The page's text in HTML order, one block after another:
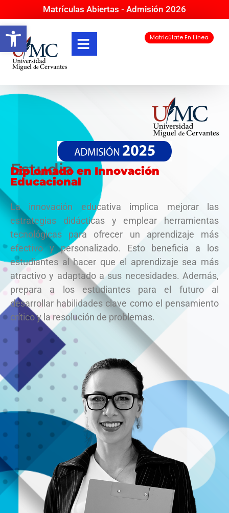
Abrir barra de herramientas
Matrículas Abiertas - Admisión 2026
Matricúlate En Línea
Estudia
Diplomado en Innovación
Educacional
La innovación educativa implica mejorar las
estrategias didácticas y emplear herramientas
tecnológicas para ofrecer un aprendizaje más
efectivo y personalizado. Esto beneficia a los
estudiantes al hacer que el aprendizaje sea más
atractivo y adaptado a sus necesidades. Además,
prepara a los estudiantes para el futuro al
desarrollar habilidades clave como el pensamiento
crítico y la resolución de problemas.